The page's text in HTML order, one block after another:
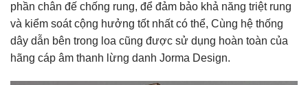
phần chân đế chống rung, để đảm bảo khả năng triệt rung
và kiểm soát cộng hưởng tốt nhất có thể, Cùng hệ thống
dây dẫn bên trong loa cũng được sử dụng hoàn toàn của
hãng cáp âm thanh lừng danh Jorma Design.